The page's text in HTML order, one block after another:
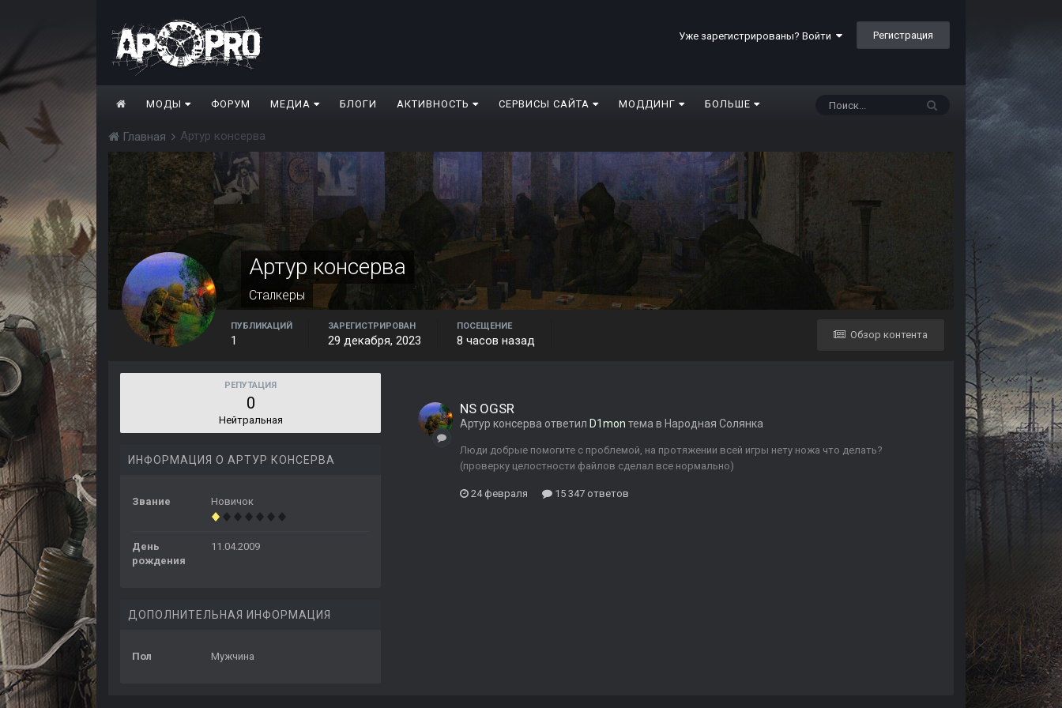
Уже зарегистрированы? Войти Регистрация
МОДЫ ФОРУМ МЕДИА БЛОГИ АКТИВНОСТЬ СЕРВИСЫ САЙТА МОДДИНГ БОЛЬШЕ
Главная Артур консерва
Артур консерва
Сталкеры
Обзор контента
ПУБЛИКАЦИЙ
1
ЗАРЕГИСТРИРОВАН
29 декабря, 2023
ПОСЕЩЕНИЕ
8 часов назад
РЕПУТАЦИЯ
0
Нейтральная
ИНФОРМАЦИЯ О АРТУР КОНСЕРВА
Звание Новичок
День
рождения
11.04.2009
ДОПОЛНИТЕЛЬНАЯ ИНФОРМАЦИЯ
Пол Мужчина
NS OGSR
Артур консерва ответил D1mon тема в Народная Солянка
Люди добрые помогите с проблемой, на протяжении всей игры нету ножа что делать?
(проверку целостности файлов сделал все нормально)
24 февраля 15 347 ответов